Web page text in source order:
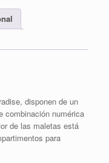
disponen de un
combinación numérica
de las maletas está
para